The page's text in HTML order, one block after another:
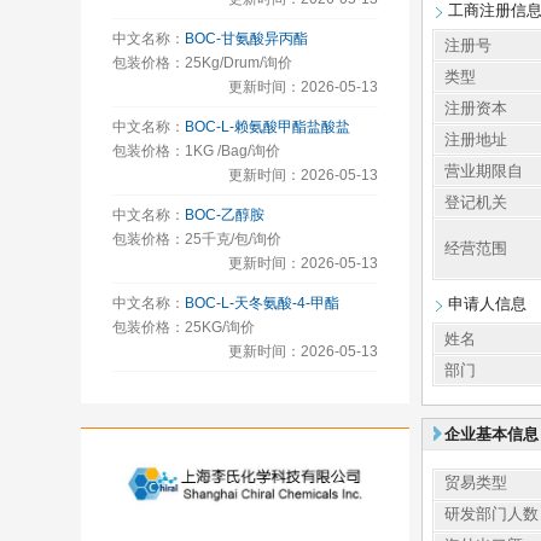
中文名称： BOC-甘氨酸异丙酯
包装价格：25Kg/Drum/询价
更新时间：2026-05-13
中文名称： BOC-L-赖氨酸甲酯盐酸盐
包装价格：1KG /Bag/询价
更新时间：2026-05-13
中文名称： BOC-乙醇胺
包装价格：25千克/包/询价
更新时间：2026-05-13
中文名称： BOC-L-天冬氨酸-4-甲酯
包装价格：25KG/询价
更新时间：2026-05-13
工商注册信息
注册号
类型
注册资本
注册地址
营业期限自
登记机关
经营范围
申请人信息
姓名
部门
企业基本信息
贸易类型
研发部门人数